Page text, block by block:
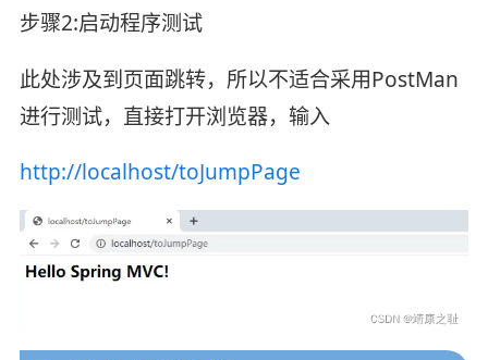
步骤2:启动程序测试
此处涉及到页面跳转，所以不适合采用PostMan
进行测试，直接打开浏览器，输入
http://localhost/toJumpPage